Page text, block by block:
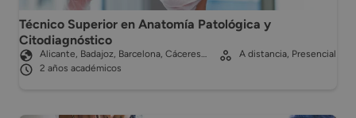
Técnico Superior en Anatomía Patológica y
Citodiagnóstico
Alicante, Badajoz, Barcelona, Cáceres…
2 años académicos
A distancia, Presencial